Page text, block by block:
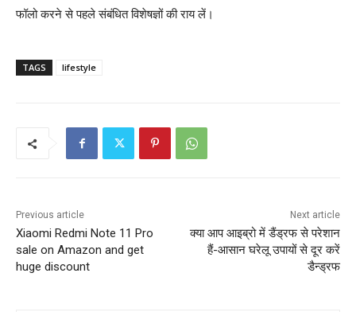
फॉलो करने से पहले संबंधित विशेषज्ञों की राय लें।
TAGS lifestyle
Previous article
Xiaomi Redmi Note 11 Pro
sale on Amazon and get
huge discount
Next article
क्या आप आइब्रो में डैंड्रफ से परेशान
हैं-आसान घरेलू उपायों से दूर करें
डैन्ड्रफ